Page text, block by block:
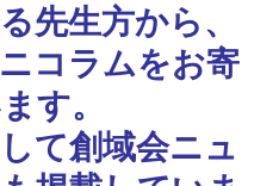
先生方から、
コラムをお寄
す。
て創域会ニュ